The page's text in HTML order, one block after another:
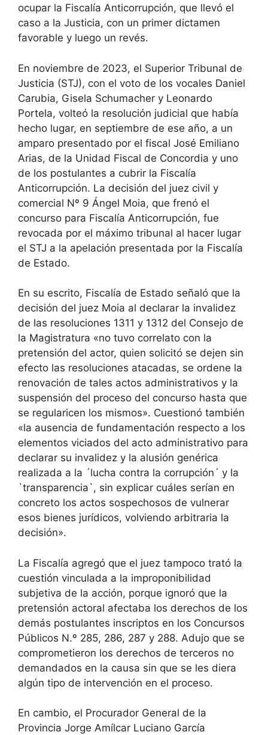
ocupar la Fiscalía Anticorrupción, que llevó el
caso a la Justicia, con un primer dictamen
favorable y luego un revés.
En noviembre de 2023, el Superior Tribunal de
Justicia (STJ), con el voto de los vocales Daniel
Carubia, Gisela Schumacher y Leonardo
Portela, volteó la resolución judicial que había
hecho lugar, en septiembre de ese año, a un
amparo presentado por el fiscal José Emiliano
Arias, de la Unidad Fiscal de Concordia y uno
de los postulantes a cubrir la Fiscalía
Anticorrupción. La decisión del juez civil y
comercial Nº 9 Ángel Moia, que frenó el
concurso para Fiscalía Anticorrupción, fue
revocada por el máximo tribunal al hacer lugar
el STJ a la apelación presentada por la Fiscalía
de Estado.
En su escrito, Fiscalía de Estado señaló que la
decisión del juez Moia al declarar la invalidez
de las resoluciones 1311 y 1312 del Consejo de
la Magistratura «no tuvo correlato con la
pretensión del actor, quien solicitó se dejen sin
efecto las resoluciones atacadas, se ordene la
renovación de tales actos administrativos y la
suspensión del proceso del concurso hasta que
se regularicen los mismos». Cuestionó también
«la ausencia de fundamentación respecto a los
elementos viciados del acto administrativo para
declarar su invalidez y la alusión genérica
realizada a la ´lucha contra la corrupción´ y la
`transparencia`, sin explicar cuáles serían en
concreto los actos sospechosos de vulnerar
esos bienes jurídicos, volviendo arbitraria la
decisión».
La Fiscalía agregó que el juez tampoco trató la
cuestión vinculada a la improponibilidad
subjetiva de la acción, porque ignoró que la
pretensión actoral afectaba los derechos de los
demás postulantes inscriptos en los Concursos
Públicos N.º 285, 286, 287 y 288. Adujo que se
comprometieron los derechos de terceros no
demandados en la causa sin que se les diera
algún tipo de intervención en el proceso.
En cambio, el Procurador General de la
Provincia Jorge Amílcar Luciano García